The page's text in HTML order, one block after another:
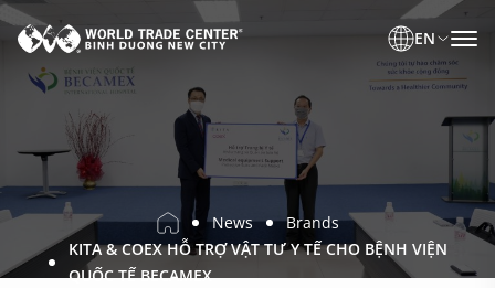
EN
News
Brands
KITA & COEX HỖ TRỢ VẬT TƯ Y TẾ CHO BỆNH VIỆN
QUỐC TẾ BECAMEX